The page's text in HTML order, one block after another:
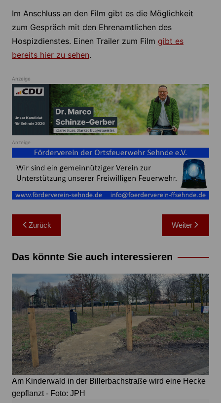
Im Anschluss an den Film gibt es die Möglichkeit
zum Gespräch mit den Ehrenamtlichen des
Hospizdienstes. Einen Trailer zum Film gibt es
bereits hier zu sehen.
Anzeige
Anzeige
Beitragsnavigation
Zurück Weiter
Das könnte Sie auch interessieren
Am Kinderwald in der Billerbachstraße wird eine Hecke
gepflanzt - Foto: JPH